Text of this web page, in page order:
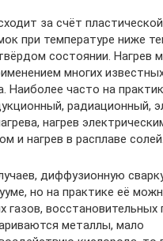
за счёт пластической
при температуре ниже
состоянии. Нагрев
многих
Наиболее часто на
радиационный,
нагрев
и нагрев в расплаве солей.
диффузионную
но на практике её
восстановительных
металлы, мало